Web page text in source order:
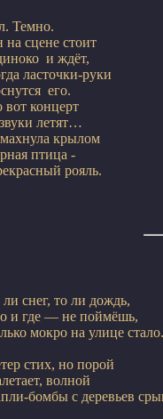
Темно.
на сцене стоит
и ждёт,
ласточки-руки
его.
вот концерт
летят…
крылом
птица -
снег, то ли дождь,
и где — не поймёшь,
мокро на улице стало.
стих, но порой
волной
бомбы с деревьев